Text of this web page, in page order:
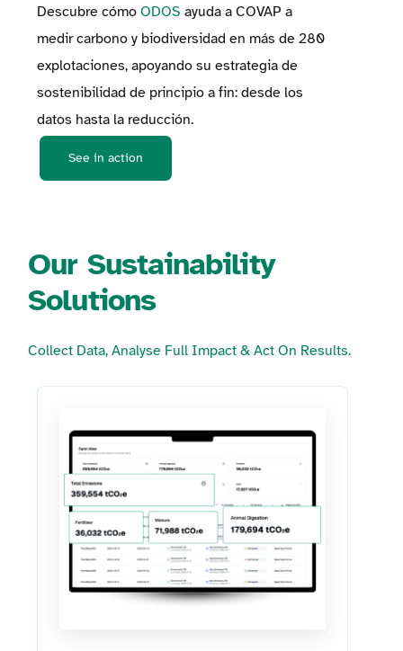
Descubre cómoODOS ayuda a COVAP a
medir carbono y biodiversidad en más de 280
explotaciones, apoyando su estrategia de
sostenibilidad de principio a fin: desde los
datos hasta la reducción.
See in action
Our Sustainability
Solutions
Collect Data, Analyse Full Impact & Act On Results.